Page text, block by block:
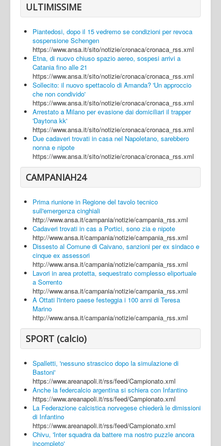
Caserta
Napoli
Salerno
Login
ULTIMISSIME
Piantedosi, dopo il 15 vedremo se condizioni per revoca
sospensione Schengen
https://www.ansa.it/sito/notizie/cronaca/cronaca_rss.xml
Etna, di nuovo chiuso spazio aereo, sospesi arrivi a
Catania fino alle 21
https://www.ansa.it/sito/notizie/cronaca/cronaca_rss.xml
Sollecito: il nuovo spettacolo di Amanda? 'Un approccio
che non condivido'
https://www.ansa.it/sito/notizie/cronaca/cronaca_rss.xml
Arrestato a Milano per evasione dai domiciliari il trapper
'Daytona kk'
https://www.ansa.it/sito/notizie/cronaca/cronaca_rss.xml
Due cadaveri trovati in casa nel Napoletano, sarebbero
nonna e nipote
https://www.ansa.it/sito/notizie/cronaca/cronaca_rss.xml
CAMPANIAH24
Prima riunione in Regione del tavolo tecnico
sull'emergenza cinghiali
http://www.ansa.it/campania/notizie/campania_rss.xml
Cadaveri trovati in cas a Portici, sono zia e nipote
http://www.ansa.it/campania/notizie/campania_rss.xml
Dissesto al Comune di Caivano, sanzioni per ex sindaco e
cinque ex assessori
http://www.ansa.it/campania/notizie/campania_rss.xml
Lavori in area protetta, sequestrato complesso eliportuale
a Sorrento
http://www.ansa.it/campania/notizie/campania_rss.xml
A Ottati l'intero paese festeggia i 100 anni di Teresa
Marino
http://www.ansa.it/campania/notizie/campania_rss.xml
SPORT (calcio)
Spalletti, 'nessuno strascico dopo la simulazione di
Bastoni'
https://www.areanapoli.it/rss/feed/Campionato.xml
Anche la federcalcio argentina si schiera con Infantino
https://www.areanapoli.it/rss/feed/Campionato.xml
La Federazione calcistica norvegese chiederà le dimissioni
di Infantino
https://www.areanapoli.it/rss/feed/Campionato.xml
Chivu, 'Inter squadra da battere ma nostro puzzle ancora
incompleto'